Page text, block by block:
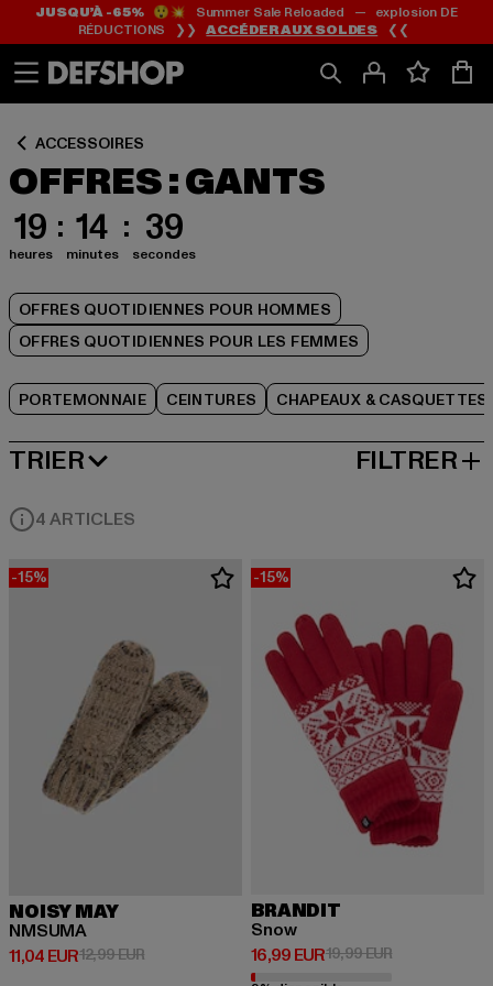
Passer
au
Passer
au
de
JUSQU’À -65%😲💥 Summer Sale Reloaded — explosion DE
RÉDUCTIONS ❯❯ACCÉDER AUX SOLDES ❮❮
ACCESSOIRES
OFFRES : GANTS
19
heures
14
minutes
39
secondes
OFFRES QUOTIDIENNES POUR HOMMES
OFFRES QUOTIDIENNES POUR LES FEMMES
PORTEMONNAIE CEINTURES CHAPEAUX & CASQUETTES
Passer
au
de
TRIER
MEILLEURES VENTES FILTRER
4 ARTICLES
-15%
NOISY MAY
NMSUMA
11,04 EUR
Prix courant: 11,04 EUR
12,99 EURPrix en promotion: 12,99 EUR
-15%
BRANDIT
Snow
16,99 EUR
Prix courant: 16,99 EUR
19,99 EURPrix en